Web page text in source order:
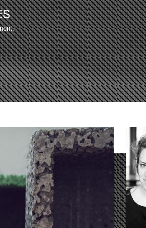
Aller au
contenu
principal